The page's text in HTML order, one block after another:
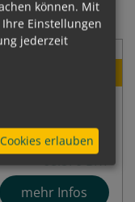
250
13
mehr Infos
können. Mit
Ihre Einstellungen
jederzeit
Cookies erlauben